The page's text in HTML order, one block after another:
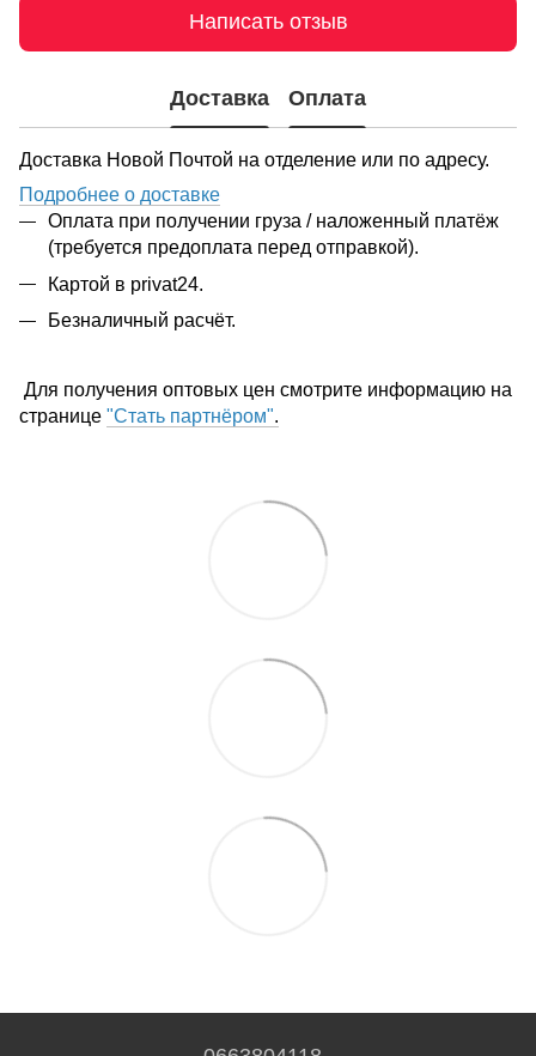
Написать отзыв
Доставка Оплата
Доставка Новой Почтой на отделение или по адресу.
Подробнее о доставке
Оплата при получении груза / наложенный платёж
(требуется предоплата перед отправкой).
Картой в privat24.
Безналичный расчёт.
Для получения оптовых цен смотрите информацию на
странице "Стать партнёром".